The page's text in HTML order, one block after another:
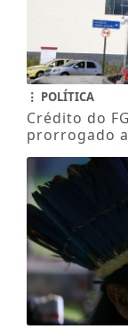
POLÍTICA
Crédito do
prorrogado